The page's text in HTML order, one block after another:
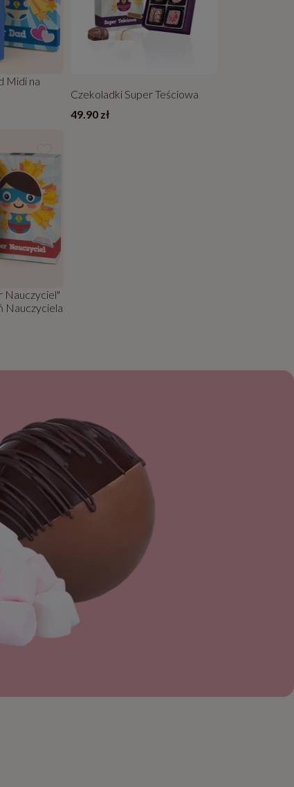
Midi na
Czekoladki Super Teściowa
49.90 zł
Nauczyciel"
Nauczyciela